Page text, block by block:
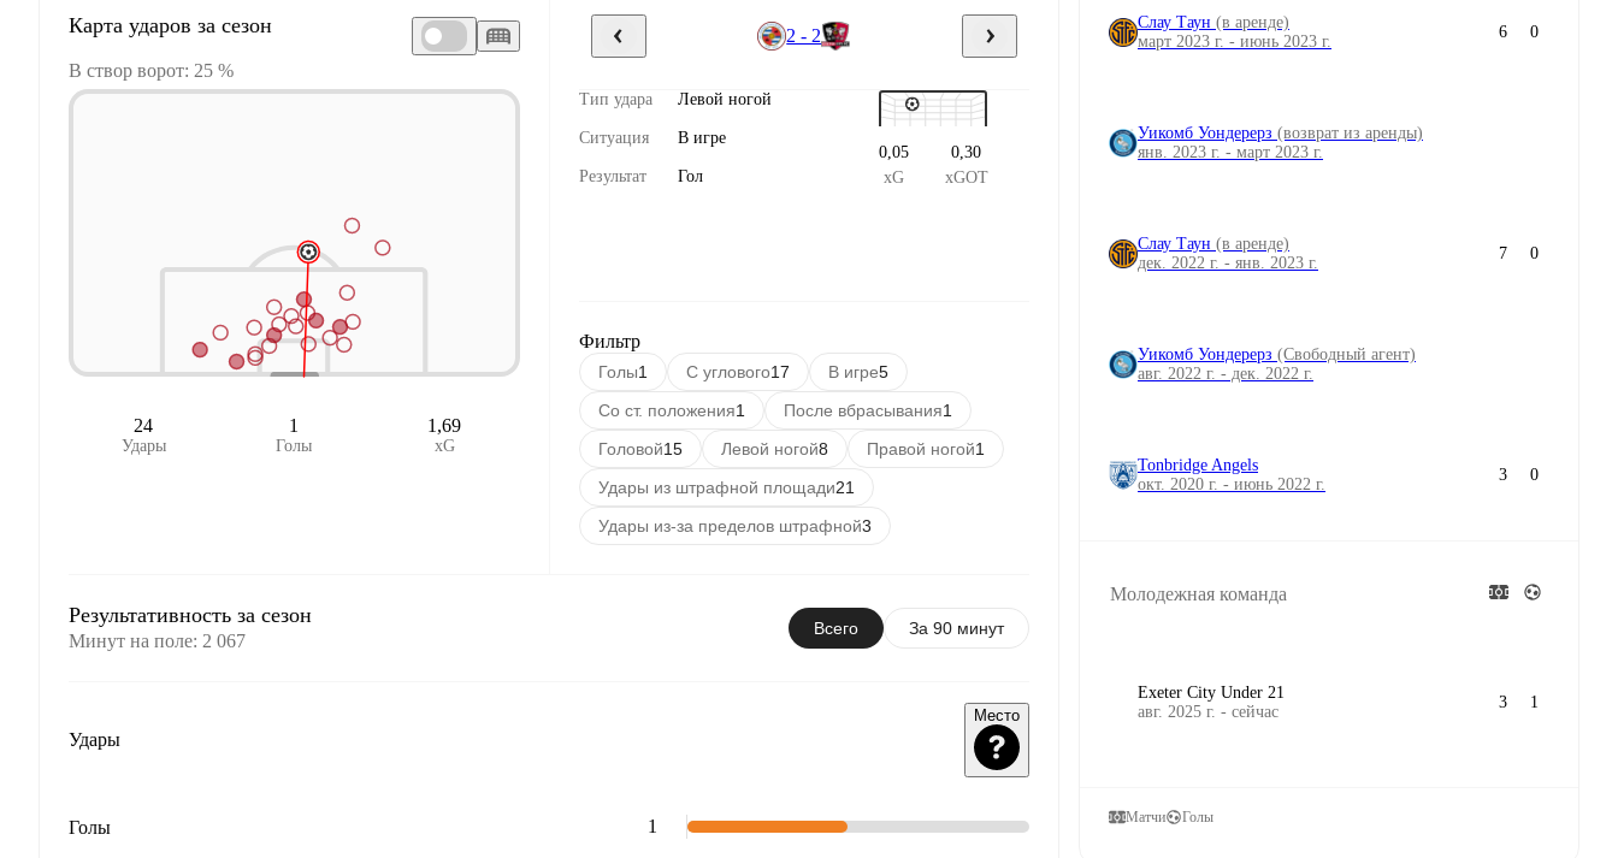
Карта ударов за сезон
В створ ворот: 25 %
24
Удары
1
Голы
1,69
xG
2 - 2
Тип удара Левой ногой
Ситуация В игре
Результат Гол
0,05
xG
0,30
xGOT
Фильтр
Голы1 С углового17 В игре5
Со ст. положения1 После вбрасывания1
Головой15 Левой ногой8 Правой ногой1
Удары из штрафной площади21
Удары из-за пределов штрафной3
Результативность за сезон
Минут на поле: 2 067
Всего За 90 минут
Удары
Место
Голы 1
Слау Таун (в аренде)
март 2023 г. - июнь 2023 г.
6 0
Уикомб Уондерерз (возврат из аренды)
янв. 2023 г. - март 2023 г.
Слау Таун (в аренде)
дек. 2022 г. - янв. 2023 г.
7 0
Уикомб Уондерерз (Свободный агент)
авг. 2022 г. - дек. 2022 г.
Tonbridge Angels
окт. 2020 г. - июнь 2022 г.
3 0
Молодежная команда
Exeter City Under 21
авг. 2025 г. - сейчас
3 1
Матчи Голы